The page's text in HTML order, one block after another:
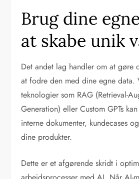
Brug dine
at skabe unik
Det andet lag handler om at gøre
at fodre den med dine egne data.
teknologier som RAG (Retrieval-
Generation) eller Custom GPTs
interne dokumenter, kundecases
dine produkter.
Dette er et afgørende skridt i